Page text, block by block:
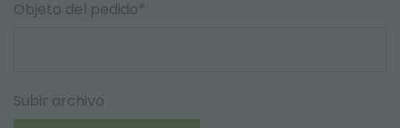
Objeto del pedido*
Subir archivo